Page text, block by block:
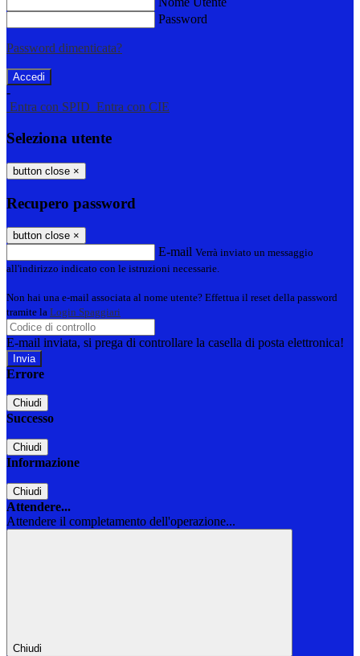
Password
Password dimenticata?
-
Entra con SPID Entra con CIE
Seleziona utente
button close ×
Recupero password
button close ×
E-mail Verrà inviato un messaggio
all'indirizzo indicato con le istruzioni necessarie.
Non hai una e-mail associata al nome utente? Effettua il reset della password
tramite la Login Spaggiari
E-mail inviata, si prega di controllare la casella di posta elettronica!
Errore
Chiudi
Successo
Chiudi
Informazione
Chiudi
Attendere...
Attendere il completamento dell'operazione...
Chiudi